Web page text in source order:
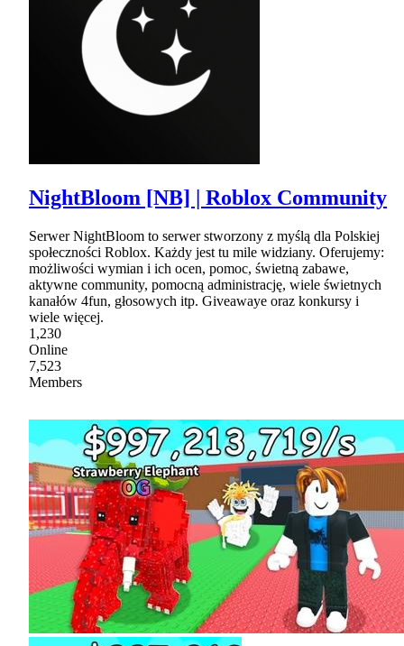
NightBloom [NB] | Roblox Community
Serwer NightBloom to serwer stworzony z myślą dla Polskiej
społeczności Roblox. Każdy jest tu mile widziany. Oferujemy:
możliwości wymian i ich ocen, pomoc, świetną zabawe,
aktywne community, pomocną administrację, wiele świetnych
kanałów 4fun, głosowych itp. Giveawaye oraz konkursy i
wiele więcej.
1,230
Online
7,523
Members